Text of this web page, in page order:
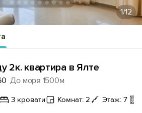
1/12
2к. квартира в Ялте
До моря 1500м
3 кровати Комнат: 2 Этаж: 7